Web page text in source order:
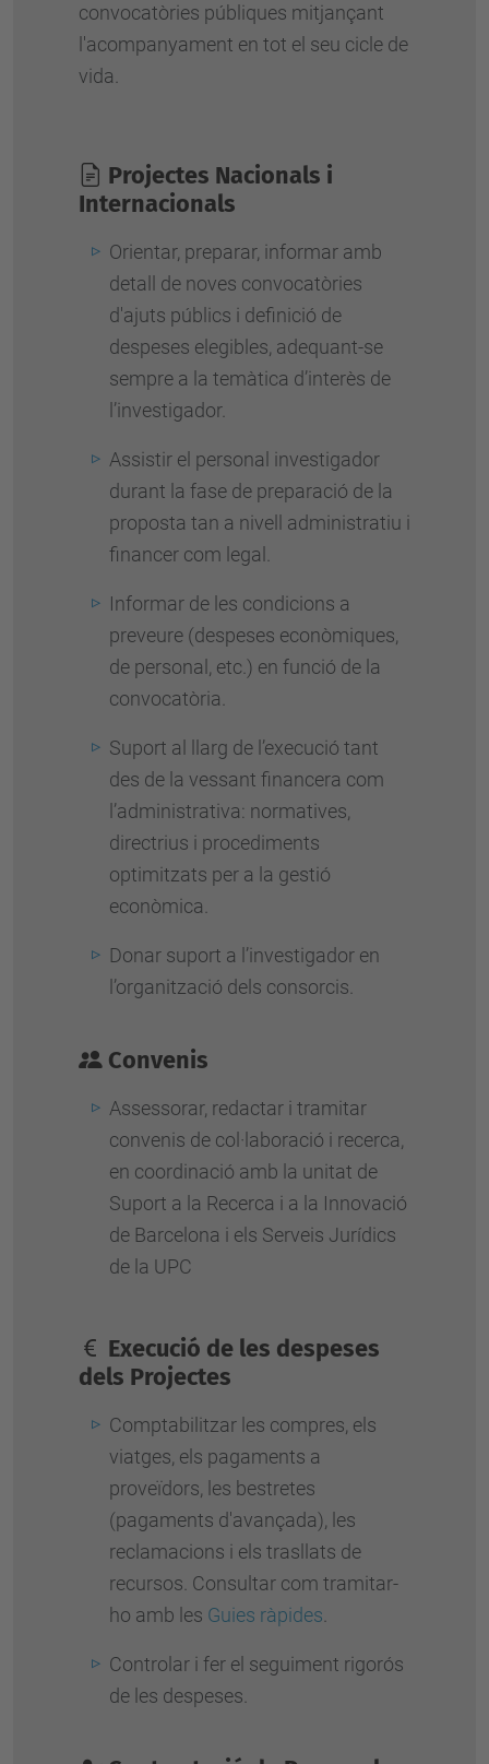
convocatòries públiques mitjançant
l'acompanyament en tot el seu cicle de
vida.
Projectes Nacionals i
Internacionals
Orientar, preparar, informar amb
detall de noves convocatòries
d'ajuts públics i definició de
despeses elegibles, adequant-se
sempre a la temàtica d’interès de
l’investigador.
Assistir el personal investigador
durant la fase de preparació de la
proposta tan a nivell administratiu i
financer com legal.
Informar de les condicions a
preveure (despeses econòmiques,
de personal, etc.) en funció de la
convocatòria.
Suport al llarg de l’execució tant
des de la vessant financera com
l’administrativa: normatives,
directrius i procediments
optimitzats per a la gestió
econòmica.
Donar suport a l’investigador en
l’organització dels consorcis.
Convenis
Assessorar, redactar i tramitar
convenis de col·laboració i recerca,
en coordinació amb la unitat de
Suport a la Recerca i a la Innovació
de Barcelona i els Serveis Jurídics
de la UPC
Execució de les despeses
dels Projectes
Comptabilitzar les compres, els
viatges, els pagaments a
proveïdors, les bestretes
(pagaments d'avançada), les
reclamacions i els trasllats de
recursos. Consultar com tramitar-
ho amb les Guies ràpides
Controlar i fer el seguiment rigorós
de les despeses.